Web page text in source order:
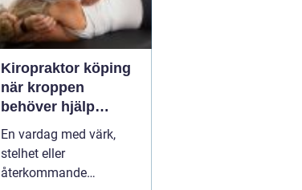
Kiropraktor köping
när kroppen
behöver hjälp
tillbaka
En vardag med värk,
stelhet eller
återkommande